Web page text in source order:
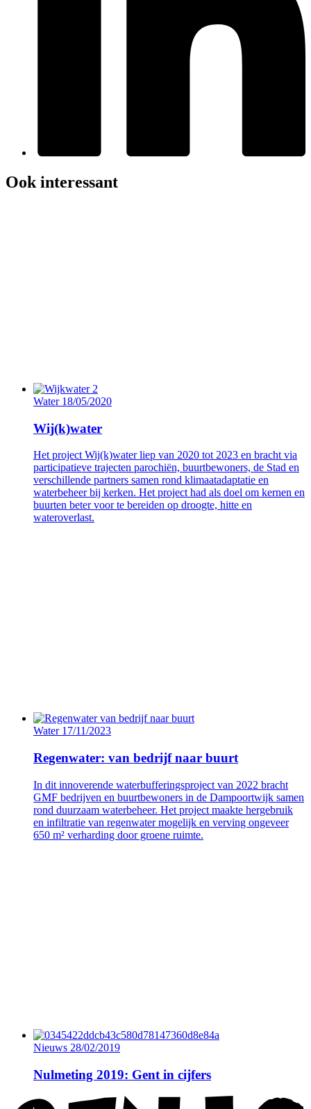
Ook interessant
Water18/05/2020
Wij(k)water
Het project Wij(k)water liep van 2020 tot 2023 en bracht via
participatieve trajecten parochiën, buurtbewoners, de Stad en
verschillende partners samen rond klimaatadaptatie en
waterbeheer bij kerken. Het project had als doel om kernen en
buurten beter voor te bereiden op droogte, hitte en
wateroverlast.
Water17/11/2023
Regenwater: van bedrijf naar buurt
In dit innoverende waterbufferingsproject van 2022 bracht
GMF bedrijven en buurtbewoners in de Dampoortwijk samen
rond duurzaam waterbeheer. Het project maakte hergebruik
en infiltratie van regenwater mogelijk en verving ongeveer
650 m² verharding door groene ruimte.
Nieuws 28/02/2019
Nulmeting 2019: Gent in cijfers